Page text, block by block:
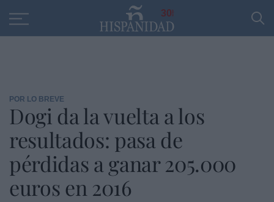
30
POR LO BREVE
Dogi da la vuelta a los
resultados: pasa de
pérdidas a ganar 205.000
euros en 2016